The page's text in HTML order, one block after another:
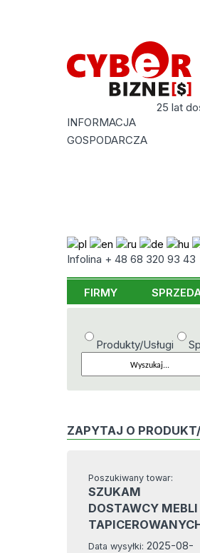
25 lat
INFORMACJA
GOSPODARCZA
Infolina + 48 68 320 93 43
FIRMY
Produkty/Usługi
ZAPYTAJ O
Poszukiwany towar:
SZUKAM
DOSTAWCY MEBLI
Data wysyłki:2025-08-